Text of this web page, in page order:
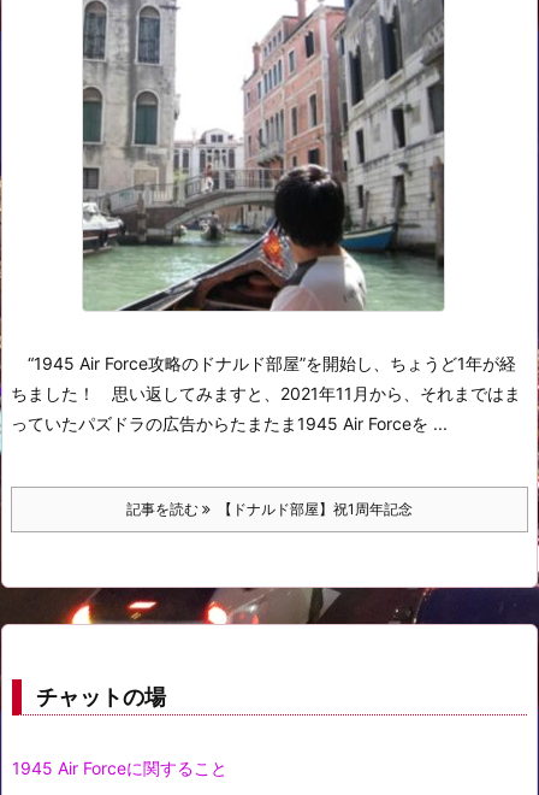
“1945 Air Force攻略のドナルド部屋”を開始し、ちょうど1年が経
ちました！
思い返してみますと、2021年11月から、それまではま
っていたパズドラの広告からたまたま1945 Air Forceを ...
記事を読む 【ドナルド部屋】祝1周年記念
チャットの場
1945 Air Forceに関すること